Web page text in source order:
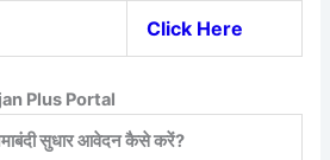
Click Here
Plus Portal
सुधार आवेदन कैसे करें?